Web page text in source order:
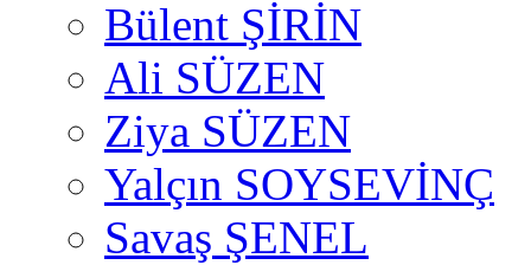
Bülent ŞİRİN
Ali SÜZEN
Ziya SÜZEN
Yalçın SOYSEVİNÇ
Savaş ŞENEL